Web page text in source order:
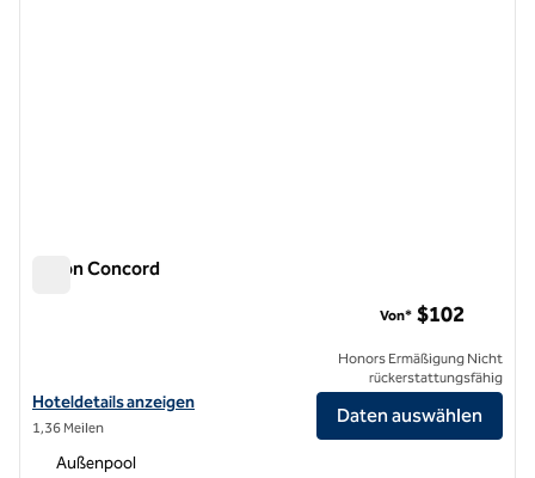
Hilton Concord
Hoteldetails für Hilton Concord anzeigen
Hoteldetails anzeigen
1,36 Meilen
Von* $102
Honors Ermäßigung Nicht
rückerstattungsfähig
Daten auswählen
Außenpool